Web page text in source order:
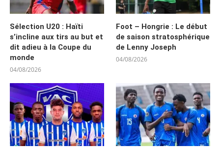
Sélection U20 : Haïti
s’incline aux tirs au but et
dit adieu à la Coupe du
monde
04/08/2026
Foot – Hongrie : Le début
de saison stratosphérique
de Lenny Joseph
04/08/2026